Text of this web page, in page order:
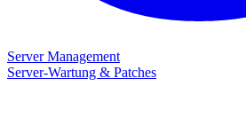
Server Management
Server-Wartung & Patches